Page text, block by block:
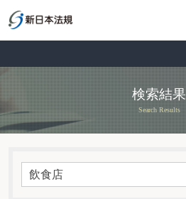
検索結果
Search Results